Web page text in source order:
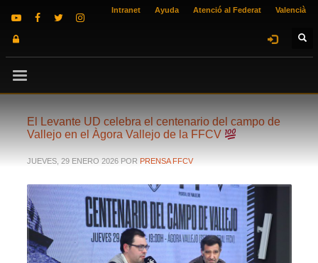
Intranet Ayuda Atenció al Federat Valencià
El Levante UD celebra el centenario del campo de
Vallejo en el Àgora Vallejo de la FFCV
JUEVES, 29 ENERO 2026 POR PRENSA FFCV